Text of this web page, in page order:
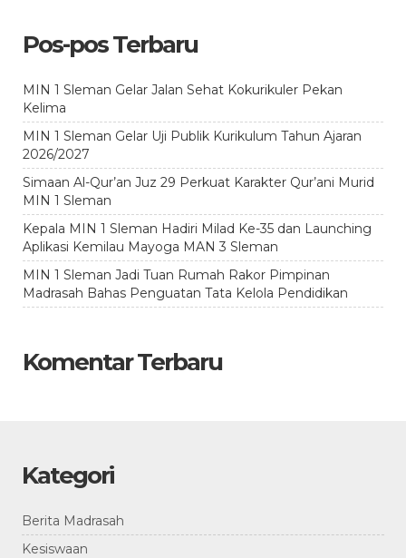
Pos-pos Terbaru
MIN 1 Sleman Gelar Jalan Sehat Kokurikuler Pekan
Kelima
MIN 1 Sleman Gelar Uji Publik Kurikulum Tahun Ajaran
2026/2027
Simaan Al-Qur’an Juz 29 Perkuat Karakter Qur’ani Murid
MIN 1 Sleman
Kepala MIN 1 Sleman Hadiri Milad Ke-35 dan Launching
Aplikasi Kemilau Mayoga MAN 3 Sleman
MIN 1 Sleman Jadi Tuan Rumah Rakor Pimpinan
Madrasah Bahas Penguatan Tata Kelola Pendidikan
Komentar Terbaru
Kategori
Berita Madrasah
Kesiswaan